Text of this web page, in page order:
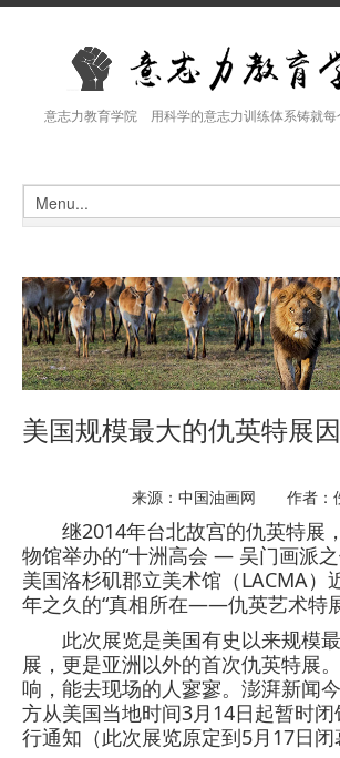
意志力教育学院 用科学的意志力训练体系铸就每
美国规模最大的仇英特展
来源：中国油画网 作者：
继2014年台北故宫的仇英特展
物馆举办的“十洲高会 — 吴门画派之
美国洛杉矶郡立美术馆（LACMA）
年之久的“真相所在——仇英艺术特展
此次展览是美国有史以来规模
展，更是亚洲以外的首次仇英特展
响，能去现场的人寥寥。澎湃新闻
方从美国当地时间3月14日起暂时
行通知（此次展览原定到5月17日闭